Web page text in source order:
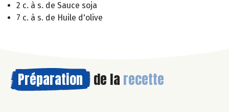
2 c. à s. de Sauce soja
7 c. à s. de Huile d'olive
Préparation de la recette